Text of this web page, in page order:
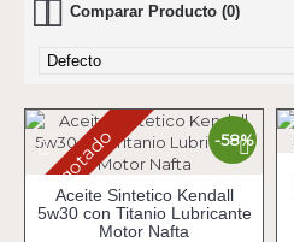
Comparar Producto (0)
-58%
Agotado
Aceite Sintetico Kendall
5w30 con Titanio Lubricante
Motor Nafta